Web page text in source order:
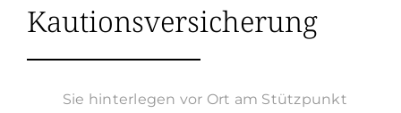
Kautionsversicherung
Sie hinterlegen vor Ort am Stützpunkt